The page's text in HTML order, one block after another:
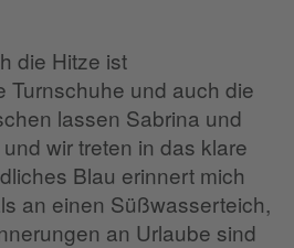
die Hitze ist
Turnschuhe und auch die
lassen Sabrina und
wir treten in das klare
Blau erinnert mich
an einen Süßwasserteich,
an Urlaube sind